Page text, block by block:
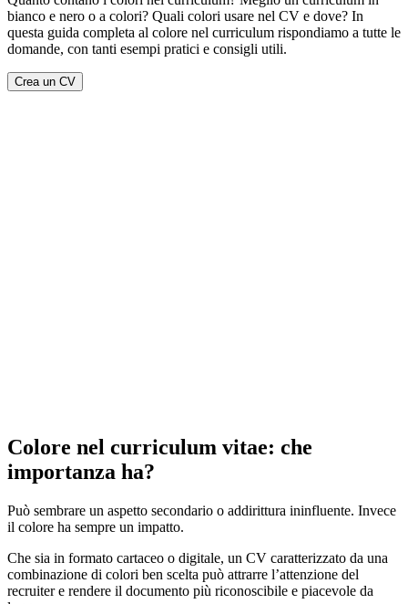
bianco e nero o a colori? Quali colori usare nel CV e dove? In
questa guida completa al colore nel curriculum rispondiamo a tutte le
domande, con tanti esempi pratici e consigli utili.
Crea un CV
Colore nel curriculum vitae: che
importanza ha?
Può sembrare un aspetto secondario o addirittura ininfluente. Invece
il colore ha sempre un impatto.
Che sia in formato cartaceo o digitale, un CV caratterizzato da una
combinazione di colori ben scelta può attrarre l’attenzione del
recruiter e rendere il documento più riconoscibile e piacevole da